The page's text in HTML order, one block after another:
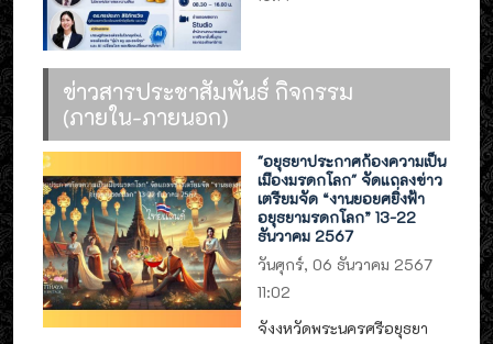
ข่าวสารประชาสัมพันธ์ กิจกรรม
(ภายใน-ภายนอก)
"อยุธยาประกาศก้องความเป็น
เมืองมรดกโลก" จัดแถลงข่าว
เตรียมจัด “งานยอยศยิ่งฟ้า
อยุธยามรดกโลก” 13-22
ธันวาคม 2567
วันศุกร์, 06 ธันวาคม 2567
11:02
จังงหวัดพระนครศรีอยุธยา